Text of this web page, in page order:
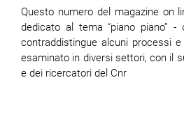
Questo numero del magazine on
dedicato al tema “piano piano”
contraddistingue alcuni processi
esaminato in diversi settori, con il
e dei ricercatori del Cnr